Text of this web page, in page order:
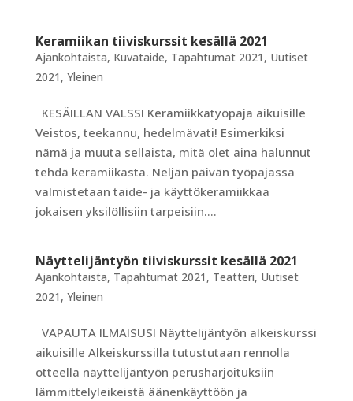
Keramiikan tiiviskurssit kesällä 2021
Ajankohtaista, Kuvataide, Tapahtumat 2021 , Uutiset
2021 , Yleinen
KESÄILLAN VALSSI Keramiikkatyöpaja aikuisille
Veistos, teekannu, hedelmävati! Esimerkiksi
nämä ja muuta sellaista, mitä olet aina halunnut
tehdä keramiikasta. Neljän päivän työpajassa
valmistetaan taide- ja käyttökeramiikkaa
jokaisen yksilöllisiin tarpeisiin....
Näyttelijäntyön tiiviskurssit kesällä 2021
Ajankohtaista, Tapahtumat 2021 , Teatteri, Uutiset
2021 , Yleinen
VAPAUTA ILMAISUSI Näyttelijäntyön alkeiskurssi
aikuisille Alkeiskurssilla tutustutaan rennolla
otteella näyttelijäntyön perusharjoituksiin
lämmittelyleikeistä äänenkäyttöön ja